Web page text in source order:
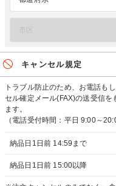
キャンセル規定
トラブル防止のため、お電話も
セル確定メール(FAX)の送受信
ます。
（電話受付時間：平日 9:00～
納品日1日前 14:59まで
納品日1日前 15:00以降